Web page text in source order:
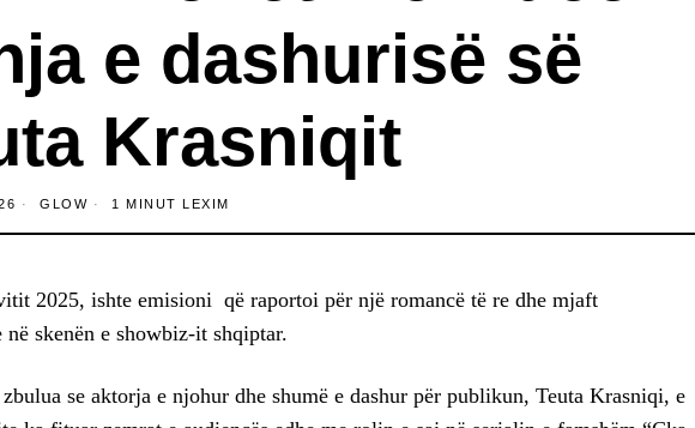
e dashurisë së
Krasniqit
GLOW 1 MINUT LEXIM
2025, ishte emisioni që raportoi për një romancë të re dhe mjaft
në skenën e showbiz-it shqiptar.
se aktorja e njohur dhe shumë e dashur për publikun, Teuta Krasniqi, e